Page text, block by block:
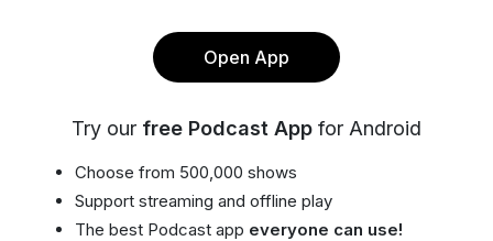
Open App
Try our free Podcast App for Android
Choose from 500,000 shows
Support streaming and offline play
The best Podcast app everyone can use!